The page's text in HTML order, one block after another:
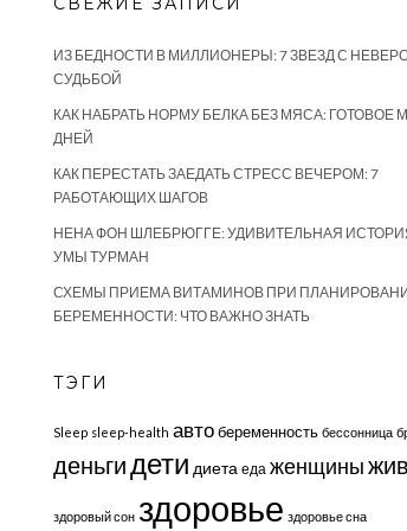
ИЗ БЕДНОСТИ В МИЛЛИОНЕРЫ: 7 ЗВЕЗД С
СУДЬБОЙ
КАК НАБРАТЬ НОРМУ БЕЛКА БЕЗ МЯСА: ГОТОВОЕ
ДНЕЙ
КАК ПЕРЕСТАТЬ ЗАЕДАТЬ СТРЕСС ВЕЧЕРОМ: 7
РАБОТАЮЩИХ ШАГОВ
НЕНА ФОН ШЛЕБРЮГГЕ: УДИВИТЕЛЬНАЯ
УМЫ ТУРМАН
СХЕМЫ ПРИЕМА ВИТАМИНОВ ПРИ
БЕРЕМЕННОСТИ: ЧТО ВАЖНО ЗНАТЬ
ТЭГИ
Sleep sleep-health автобеременность бессонница
деньгидети диета еда женщины
здоровый сон здоровье здоровье сна